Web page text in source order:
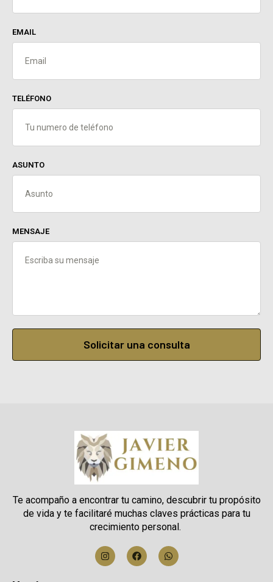
EMAIL
TELÉFONO
ASUNTO
MENSAJE
Solicitar una consulta
Te acompaño a encontrar tu camino, descubrir tu propósito
de vida y te facilitaré muchas claves prácticas para tu
crecimiento personal.